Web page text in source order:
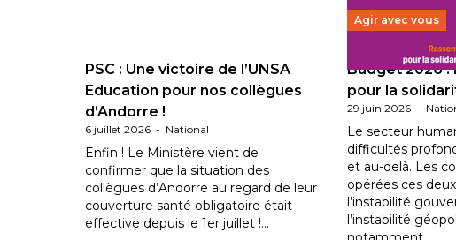
PSC : Une victoire de l’UNSA
Education pour nos collègues
d’Andorre !
6 juillet 2026 - National
Enfin ! Le Ministère vient de
confirmer que la situation des
collègues d’Andorre au regard de leur
couverture santé obligatoire était
effective depuis le 1er juillet !…
Agir avec vous
Budget 2026 :
pour la
29 juin 2026 -
Le secteur
difficultés
et au-delà. Les
opérées ces
l’instabilité
l’instabilité